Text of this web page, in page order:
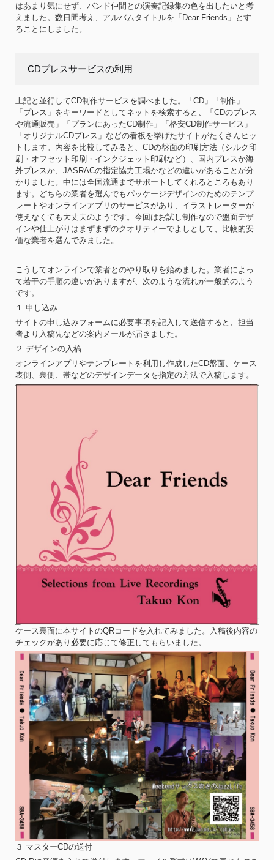
はあまり気にせず、バンド仲間との演奏記録集の色を出したいと考
えました。数日間考え、アルバムタイトルを「Dear Friends」とす
ることにしました。
CDプレスサービスの利用
上記と並行してCD制作サービスを調べました。「CD」「制作」
「プレス」をキーワードとしてネットを検索すると、「CDのプレス
や流通販売」「プランにあったCD制作」「格安CD制作サービス」
「オリジナルCDプレス」などの看板を挙げたサイトがたくさんヒッ
トします。内容を比較してみると、CDの盤面の印刷方法（シルク印
刷・オフセット印刷・インクジェット印刷など）、国内プレスか海
外プレスか、JASRACの指定協力工場かなどの違いがあることが分
かりました。中には全国流通までサポートしてくれるところもあり
ます。どちらの業者を選んでもパッケージデザインのためのテンプ
レートやオンラインアプリのサービスがあり、イラストレーターが
使えなくても大丈夫のようです。今回はお試し制作なので盤面デザ
インや仕上がりはまずまずのクオリティーでよしとして、比較的安
価な業者を選んでみました。
こうしてオンラインで業者とのやり取りを始めました。業者によっ
て若干の手順の違いがありますが、次のような流れが一般的のよう
です。
１ 申し込み
サイトの申し込みフォームに必要事項を記入して送信すると、担当
者より入稿先などの案内メールが届きました。
２ デザインの入稿
オンラインアプリやテンプレートを利用し作成したCD盤面、ケース
表側、裏側、帯などのデザインデータを指定の方法で入稿します。
ケース裏面に本サイトのQRコードを入れてみました。入稿後内容の
チェックがあり必要に応じて修正してもらいました。
３ マスターCDの送付